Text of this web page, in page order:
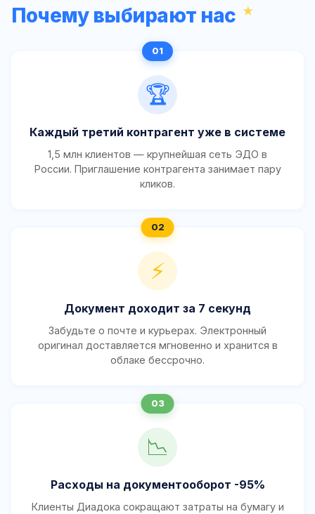
Почему выбирают нас
🏆
Каждый третий контрагент уже в системе
1,5 млн клиентов — крупнейшая сеть ЭДО в
России. Приглашение контрагента занимает пару
кликов.
⚡
Документ доходит за 7 секунд
Забудьте о почте и курьерах. Электронный
оригинал доставляется мгновенно и хранится в
облаке бессрочно.
📉
Расходы на документооборот -95%
Клиенты Диадока сокращают затраты на бумагу и